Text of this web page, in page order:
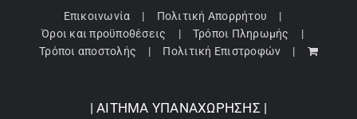
Επικοινωνία
Πολιτική Απορρήτου
Όροι και προϋποθέσεις
Τρόποι Πληρωμής
Τρόποι αποστολής
Πολιτική Επιστροφών
| ΑΙΤΗΜΑ ΥΠΑΝΑΧΩΡΗΣΗΣ |